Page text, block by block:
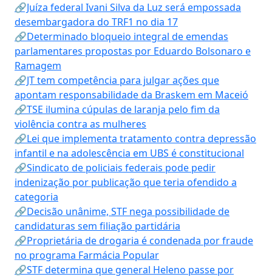
🔗Juíza federal Ivani Silva da Luz será empossada
desembargadora do TRF1 no dia 17
🔗Determinado bloqueio integral de emendas
parlamentares propostas por Eduardo Bolsonaro e
Ramagem
🔗JT tem competência para julgar ações que
apontam responsabilidade da Braskem em Maceió
🔗TSE ilumina cúpulas de laranja pelo fim da
violência contra as mulheres
🔗Lei que implementa tratamento contra depressão
infantil e na adolescência em UBS é constitucional
🔗Sindicato de policiais federais pode pedir
indenização por publicação que teria ofendido a
categoria
🔗Decisão unânime, STF nega possibilidade de
candidaturas sem filiação partidária
🔗Proprietária de drogaria é condenada por fraude
no programa Farmácia Popular
🔗STF determina que general Heleno passe por